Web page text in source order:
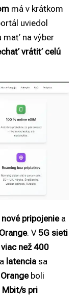
má v krátkom
uviedol
mať na výber
vrátiť celú
nové pripojeniea
Orange. V 5G sieti
než 400
a latencia sa
Orangeboli
Mbit/s pri